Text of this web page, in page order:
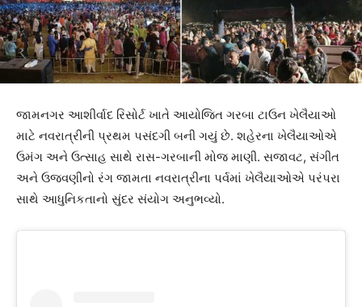
જામનગર આશીર્વાદ રિસોર્ટ ખાતે આયોજિત ગરબા ટાઉન ખેલૈયાઓ
માટે નવરાત્રીની પ્રથમ પસંદગી બની ગયું છે. શહેરના ખેલૈયાઓએ
ઉમંગ અને ઉત્સાહ સાથે રાસ-ગરબાની મોજ માણી. સજાવટ, સંગીત
અને ઉજવણીનો રંગ જામતા નવરાત્રીના પર્વમાં ખેલૈયાઓએ પરંપરા
સાથે આધુનિકતાનો સુંદર સંયોગ અનુભવ્યો.